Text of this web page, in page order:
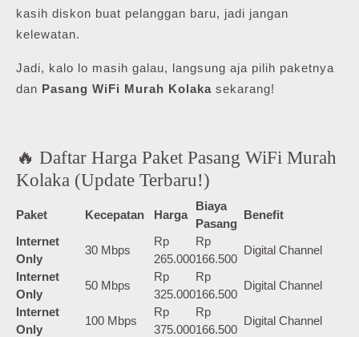
kasih diskon buat pelanggan baru, jadi jangan
kelewatan.
Jadi, kalo lo masih galau, langsung aja pilih paketnya
dan Pasang WiFi Murah Kolaka sekarang!
🔥 Daftar Harga Paket Pasang WiFi Murah
Kolaka (Update Terbaru!)
Paket Kecepatan Harga
Biaya
Pasang
Benefit
Internet
Only
30 Mbps
Rp
265.000
Rp
166.500
Digital Channel
Internet
Only
50 Mbps
Rp
325.000
Rp
166.500
Digital Channel
Internet
Only
100 Mbps
Rp
375.000
Rp
166.500
Digital Channel